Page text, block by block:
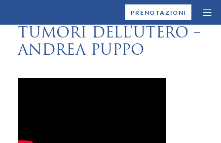
MONTALLEGROPRENOTAZIONI
TUMORI DELL’UTERO –
ANDREA PUPPO